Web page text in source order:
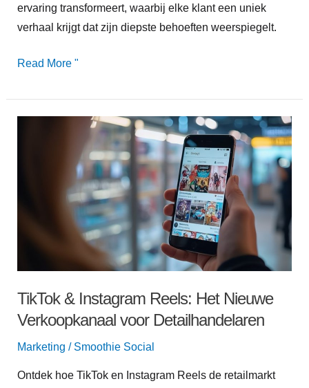
ervaring transformeert, waarbij elke klant een uniek
verhaal krijgt dat zijn diepste behoeften weerspiegelt.
Read More "
TikTok & Instagram Reels: Het Nieuwe
Verkoopkanaal voor Detailhandelaren
Marketing / Smoothie Social
Ontdek hoe TikTok en Instagram Reels de retailmarkt
Verkoopkanaal